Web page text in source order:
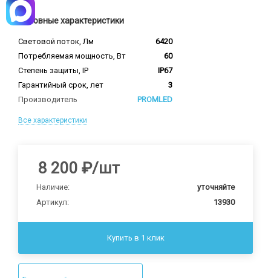
Основные характеристики
Световой поток, Лм
6420
Потребляемая мощность, Вт
60
Степень защиты, IP
IP67
Гарантийный срок, лет
3
Производитель
PROMLED
Все характеристики
8 200 ₽/шт
Наличие:
уточняйте
Артикул:
13930
Купить в 1 клик